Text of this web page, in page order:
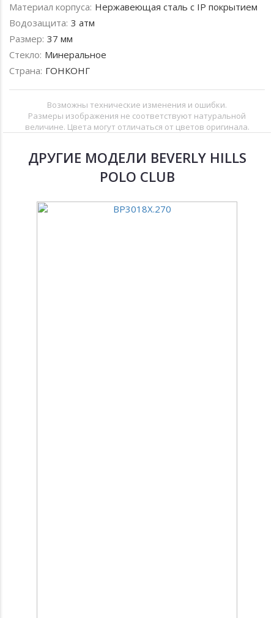
Материал корпуса: Нержавеющая сталь с IP покрытием
Водозащита: 3 атм
Размер: 37 мм
Стекло: Минеральное
Страна: ГОНКОНГ
Возможны технические изменения и ошибки.
Размеры изображения не соответствуют натуральной
величине. Цвета могут отличаться от цветов оригинала.
ДРУГИЕ МОДЕЛИ BEVERLY HILLS
POLO CLUB